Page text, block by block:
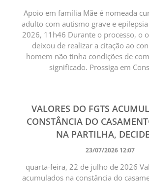
Apoio em família Mãe é nomeada
adulto com autismo grave e
2026, 11h46 Durante o processo, o
deixou de realizar a citação ao
homem não tinha condições de
significado. Prossiga em
VALORES DO FGTS
CONSTÂNCIA DO
NA PARTILHA,
23/07/2026 12:07
quarta-feira, 22 de julho de 2026
acumulados na constância do